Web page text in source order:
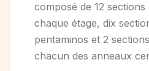
composé de 12
chaque étage, dix
pentaminos et 2
chacun des anneaux